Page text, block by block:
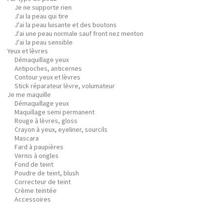
Je ne supporte rien
J'ai la peau qui tire
J'ai la peau luisante et des boutons
J'ai une peau normale sauf front nez menton
J'ai la peau sensible
Yeux et lèvres
Démaquillage yeux
Antipoches, anticernes
Contour yeux et lèvres
Stick réparateur lèvre, volumateur
Je me maquille
Démaquillage yeux
Maquillage semi permanent
Rouge à lèvres, gloss
Crayon à yeux, eyeliner, sourcils
Mascara
Fard à paupières
Vernis à ongles
Fond de teint
Poudre de teint, blush
Correcteur de teint
Crème teintée
Accessoires